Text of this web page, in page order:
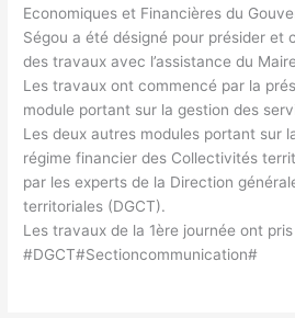
Economiques et Financières du
Ségou a été désigné pour présider et
des travaux avec l’assistance du
Les travaux ont commencé par la
module portant sur la gestion des
Les deux autres modules portant sur
régime financier des Collectivités
par les experts de la Direction
territoriales (DGCT).
Les travaux de la 1ère journée ont
#DGCT#Sectioncommunication#